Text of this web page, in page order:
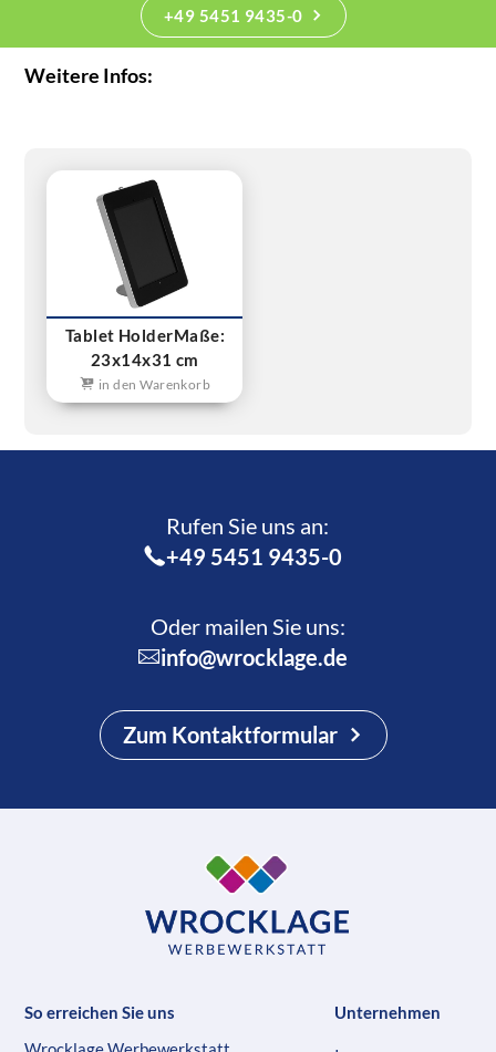
+49 5451 9435-0
Weitere Infos:
Tablet HolderMaße:
23x14x31 cm
in den Warenkorb
Rufen Sie uns an:­
+49 5451 9435-0
Oder mailen Sie uns:
info@wrocklage.de
Zum Kontaktformular
So erreichen Sie uns
Unternehmen